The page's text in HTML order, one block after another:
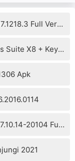
Download WanDrv (Easy Driverpack) 7.17.1218.3 Full Version
Download Software CorelDraw Graphics Suite X8 + Keygen
Apk
Download DriverPack Solution Offline 17.10.14-20104 Full Version
2021